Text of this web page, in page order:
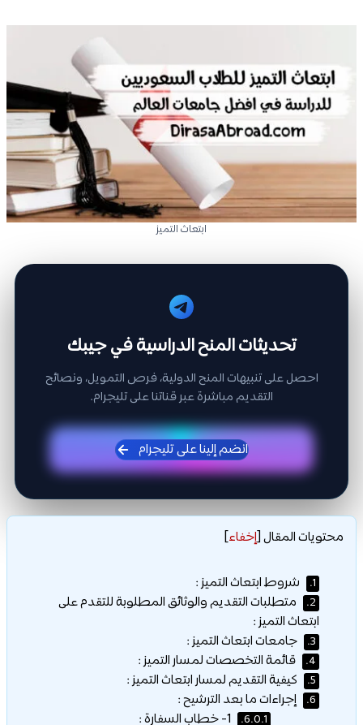
ابتعاث التميز
تحديثات المنح الدراسية في جيبك
احصل على تنبيهات المنح الدولية، فرص التمويل، ونصائح
التقديم مباشرة عبر قناتنا على تليجرام.
انضم إلينا على تليجرام
محتويات المقال[إخفاء]
1. شروط ابتعاث التميز :
2.
متطلبات التقديم والوثائق المطلوبة للتقدم على
ابتعاث التميز :
3. جامعات ابتعاث التميز :
4. قائمة التخصصات لمسار التميز :
5. كيفية التقديم لمسار ابتعاث التميز :
6. إجراءات ما بعد الترشيح :
6.0.1.